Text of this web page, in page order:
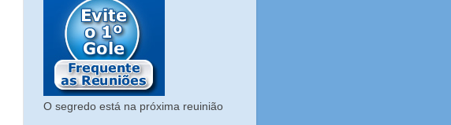
O segredo está na próxima reuinião